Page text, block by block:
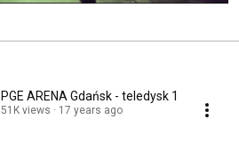
PGE ARENA Gdańsk - teledysk 1
51K views 17 years ago